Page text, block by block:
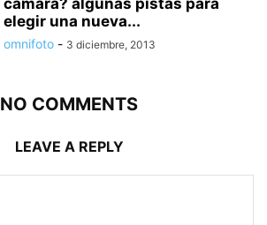
cámara? algunas pistas para
elegir una nueva...
omnifoto - 3 diciembre, 2013
NO COMMENTS
LEAVE A REPLY